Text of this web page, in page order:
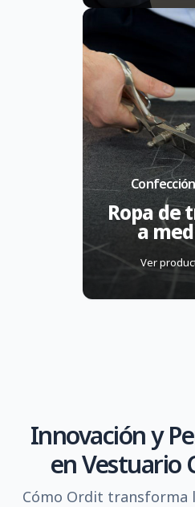
Ropa de
a
Ver
Innovación y
en Vestuario
Cómo Ordit transforma